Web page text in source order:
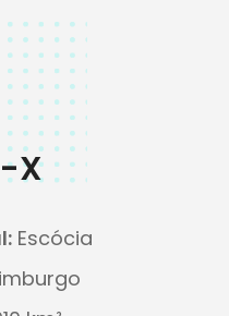
X
Escócia